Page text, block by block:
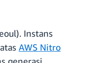
Instans
AWS Nitro